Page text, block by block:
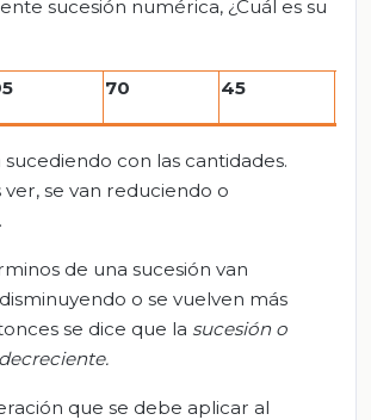
sucesión numérica, ¿Cuál es su
70 45
sucediendo con las cantidades.
se van reduciendo o
de una sucesión van
o se vuelven más
se dice que la sucesión o
que se debe aplicar al